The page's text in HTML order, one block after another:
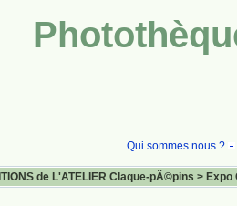
Qui sommes nous ?
de L'ATELIER Claque-pÃ©pins > Expo